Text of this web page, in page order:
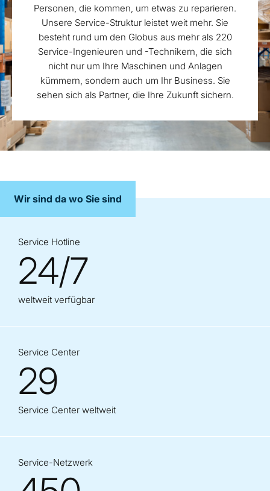
Personen, die kommen, um etwas zu reparieren.
Unsere Service-Struktur leistet weit mehr. Sie
besteht rund um den Globus aus mehr als 220
Service-Ingenieuren und -Technikern, die sich
nicht nur um Ihre Maschinen und Anlagen
kümmern, sondern auch um Ihr Business. Sie
sehen sich als Partner, die Ihre Zukunft sichern.
Wir sind da wo Sie sind
Service Hotline
24/7
weltweit verfügbar
Service Center
29
Service Center weltweit
Service-Netzwerk